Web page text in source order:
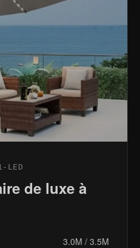
LED
de luxe à
3.0M / 3.5M